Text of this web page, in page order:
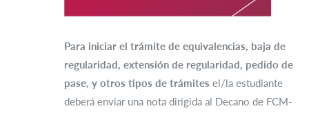
Para iniciar el trámite de equivalencias, baja de
regularidad, extensión de regularidad, pedido de
pase, y otros tipos de trámites el/la estudiante
deberá enviar una nota dirigida al Decano de FCM-